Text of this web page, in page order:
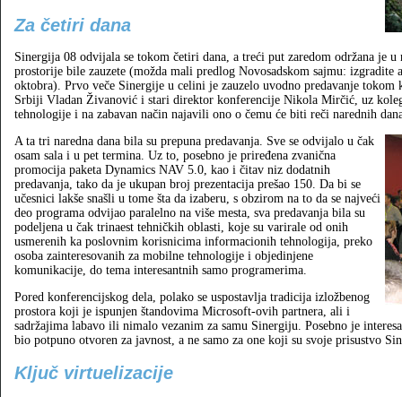
Za četiri dana
Sinergija 08 odvijala se tokom četiri dana, a treći put zaredom održana je u
prostorije bile zauzete (možda mali predlog Novosadskom sajmu: izgradite
oktobra). Prvo veče Sinergije u celini je zauzelo uvodno predavanje
Srbiji Vladan Živanović i stari direktor konferencije Nikola Mirčić, uz
tehnologije i na zabavan način najavili ono o čemu će biti reči narednih
A ta tri naredna dana bila su prepuna predavanja. Sve se odvijalo u čak
osam sala i u pet termina. Uz to, posebno je priređena zvanična
promocija paketa Dynamics NAV 5.0, kao i čitav niz dodatnih
predavanja, tako da je ukupan broj prezentacija prešao 150. Da bi se
učesnici lakše snašli u tome šta da izaberu, s obzirom na to da se najveći
deo programa odvijao paralelno na više mesta, sva predavanja bila su
podeljena u čak trinaest tehničkih oblasti, koje su varirale od onih
usmerenih ka poslovnim korisnicima informacionih tehnologija, preko
osoba zainteresovanih za mobilne tehnologije i objedinjene
komunikacije, do tema interesantnih samo programerima.
Pored konferencijskog dela, polako se uspostavlja tradicija izložbenog
prostora koji je ispunjen štandovima Microsoft-ovih partnera, ali i
sadržajima labavo ili nimalo vezanim za samu Sinergiju. Posebno je
bio potpuno otvoren za javnost, a ne samo za one koji su svoje prisustvo
Ključ virtuelizacije